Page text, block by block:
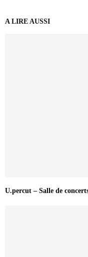
A LIRE AUSSI
U.percut – Salle de